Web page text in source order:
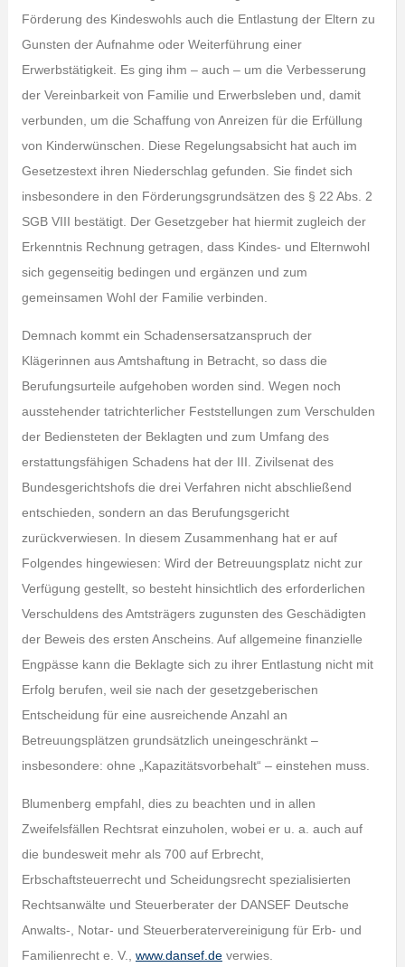
Förderung des Kindeswohls auch die Entlastung der Eltern zu
Gunsten der Aufnahme oder Weiterführung einer
Erwerbstätigkeit. Es ging ihm – auch – um die Verbesserung
der Vereinbarkeit von Familie und Erwerbsleben und, damit
verbunden, um die Schaffung von Anreizen für die Erfüllung
von Kinderwünschen. Diese Regelungsabsicht hat auch im
Gesetzestext ihren Niederschlag gefunden. Sie findet sich
insbesondere in den Förderungsgrundsätzen des § 22 Abs. 2
SGB VIII bestätigt. Der Gesetzgeber hat hiermit zugleich der
Erkenntnis Rechnung getragen, dass Kindes- und Elternwohl
sich gegenseitig bedingen und ergänzen und zum
gemeinsamen Wohl der Familie verbinden.
Demnach kommt ein Schadensersatzanspruch der
Klägerinnen aus Amtshaftung in Betracht, so dass die
Berufungsurteile aufgehoben worden sind. Wegen noch
ausstehender tatrichterlicher Feststellungen zum Verschulden
der Bediensteten der Beklagten und zum Umfang des
erstattungsfähigen Schadens hat der III. Zivilsenat des
Bundesgerichtshofs die drei Verfahren nicht abschließend
entschieden, sondern an das Berufungsgericht
zurückverwiesen. In diesem Zusammenhang hat er auf
Folgendes hingewiesen: Wird der Betreuungsplatz nicht zur
Verfügung gestellt, so besteht hinsichtlich des erforderlichen
Verschuldens des Amtsträgers zugunsten des Geschädigten
der Beweis des ersten Anscheins. Auf allgemeine finanzielle
Engpässe kann die Beklagte sich zu ihrer Entlastung nicht mit
Erfolg berufen, weil sie nach der gesetzgeberischen
Entscheidung für eine ausreichende Anzahl an
Betreuungsplätzen grundsätzlich uneingeschränkt –
insbesondere: ohne „Kapazitätsvorbehalt“ – einstehen muss.
Blumenberg empfahl, dies zu beachten und in allen
Zweifelsfällen Rechtsrat einzuholen, wobei er u. a. auch auf
die bundesweit mehr als 700 auf Erbrecht,
Erbschaftsteuerrecht und Scheidungsrecht spezialisierten
Rechtsanwälte und Steuerberater der DANSEF Deutsche
Anwalts-, Notar- und Steuerberatervereinigung für Erb- und
Familienrecht e. V., www.dansef.deverwies.